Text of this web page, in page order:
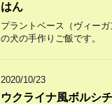
はん
プラントベース（ヴィーガ
の犬の手作りご飯です。
2020/10/23
ウクライナ風ボルシチ